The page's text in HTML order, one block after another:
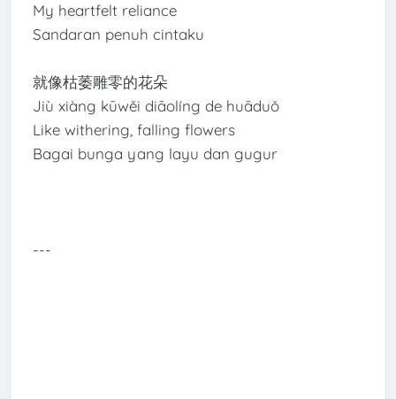
My heartfelt reliance
Sandaran penuh cintaku
就像枯萎雕零的花朵
Jiù xiàng kūwěi diāolíng de huāduǒ
Like withering, falling flowers
Bagai bunga yang layu dan gugur
---